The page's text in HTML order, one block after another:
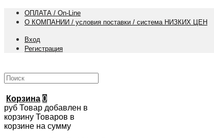
ОПЛАТА / On-Line
О КОМПАНИИ / условия поставки / система НИЗКИХ ЦЕН
Вход
Регистрация
Корзина 0
руб Товар добавлен в
корзину Товаров в
корзине на сумму